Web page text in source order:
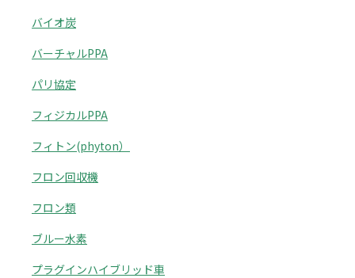
バイオ炭
バーチャルPPA
パリ協定
フィジカルPPA
フィトン(phyton）
フロン回収機
フロン類
ブルー水素
プラグインハイブリッド車